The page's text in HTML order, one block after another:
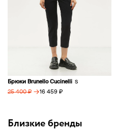
Брюки Brunello Cucinelli S
25 400 ₽ → 16 459 ₽
Близкие бренды